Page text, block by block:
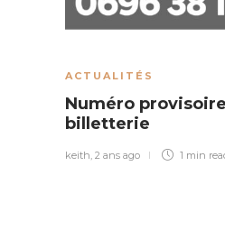
ACTUALITÉS
Numéro provisoire
billetterie
keith 2 ans ago 1 min